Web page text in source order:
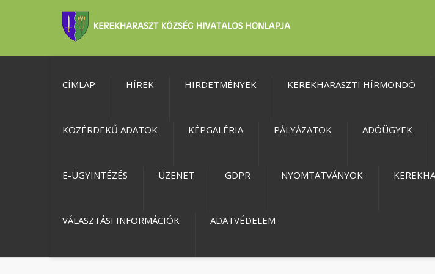
CÍMLAP HÍREK HIRDETMÉNYEK KEREKHARASZTI HÍRMONDÓ
KÖZÉRDEKŰ ADATOK KÉPGALÉRIA PÁLYÁZATOK ADÓÜGYEK
E-ÜGYINTÉZÉS ÜZENET GDPR NYOMTATVÁNYOK
VÁLASZTÁSI INFORMÁCIÓK ADATVÉDELEM